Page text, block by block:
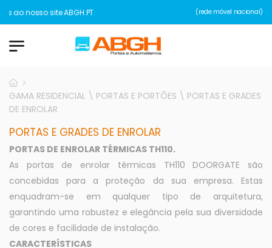
ao nosso site ABGH.PT (rede móvel nacional)
GAMA RESIDENCIAL \ PORTAS E PORTÕES \ PORTAS E GRADES
DE ENROLAR
PORTAS E GRADES DE ENROLAR
PORTAS DE ENROLAR TÉRMICAS TH110.
As portas de enrolar térmicas TH110 DOORGATE são
concebidas para a proteção da sua empresa. Estas
enquadram-se em qualquer tipo de arquitetura,
garantindo uma robustez e elegância pela sua diversidade
de cores e facilidade de instalação.
CARACTERÍSTICAS